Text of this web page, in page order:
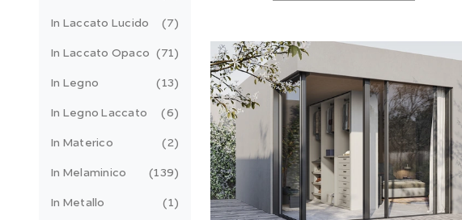
In Laccato Lucido 7
In Laccato Opaco 71
In Legno 13
In Legno Laccato 6
In Materico 2
In Melaminico 139
In Metallo 1